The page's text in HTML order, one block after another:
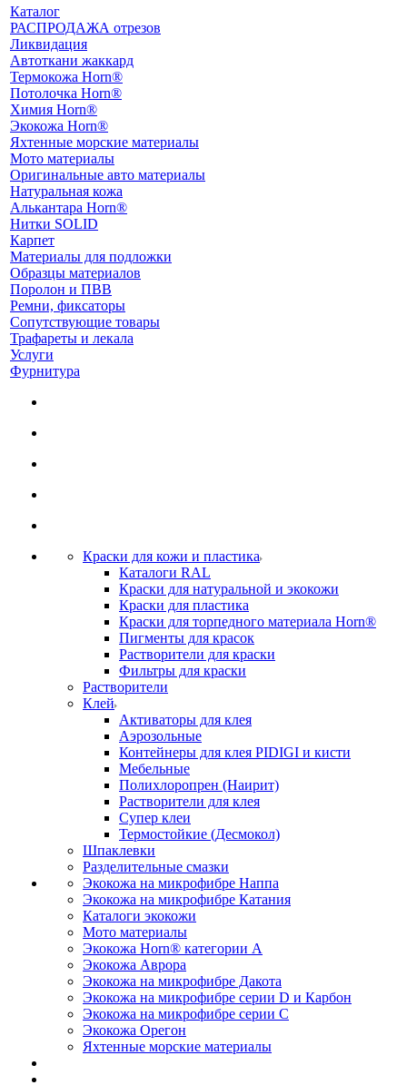
Каталог
РАСПРОДАЖА отрезов
Ликвидация
Автоткани жаккард
Термокожа Horn®
Потолочка Horn®
Химия Horn®
Экокожа Horn®
Яхтенные морские материалы
Мото материалы
Оригинальные авто материалы
Натуральная кожа
Алькантара Horn®
Нитки SOLID
Карпет
Материалы для подложки
Образцы материалов
Поролон и ПВВ
Ремни, фиксаторы
Сопутствующие товары
Трафареты и лекала
Услуги
Фурнитура
Краски для кожи и пластика
Каталоги RAL
Краски для натуральной и экокожи
Краски для пластика
Краски для торпедного материала Horn®
Пигменты для красок
Растворители для краски
Фильтры для краски
Растворители
Клей
Активаторы для клея
Аэрозольные
Контейнеры для клея PIDIGI и кисти
Мебельные
Полихлоропрен (Наирит)
Растворители для клея
Супер клеи
Термостойкие (Десмокол)
Шпаклевки
Разделительные смазки
Экокожа на микрофибре Наппа
Экокожа на микрофибре Катания
Каталоги экокожи
Мото материалы
Экокожа Horn® категории A
Экокожа Аврора
Экокожа на микрофибре Дакота
Экокожа на микрофибре серии D и Карбон
Экокожа на микрофибре серии С
Экокожа Орегон
Яхтенные морские материалы